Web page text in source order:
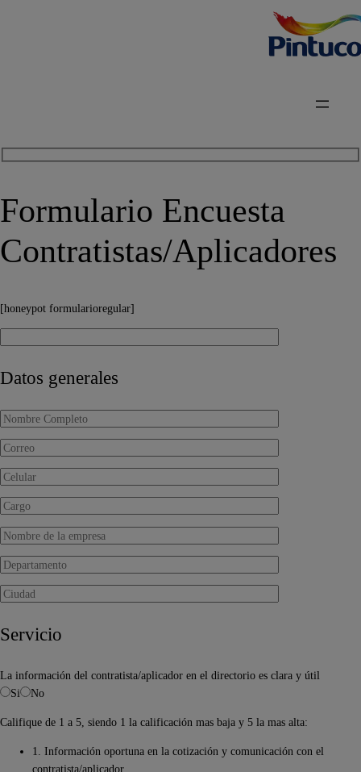
Formulario Encuesta
Contratistas/Aplicadores
[honeypot formularioregular]
Datos generales
Servicio
La información del contratista/aplicador en el directorio es clara y útil
Si
No
Califique de 1 a 5, siendo 1 la calificación mas baja y 5 la mas alta:
1. Información oportuna en la cotización y comunicación con el
contratista/aplicador